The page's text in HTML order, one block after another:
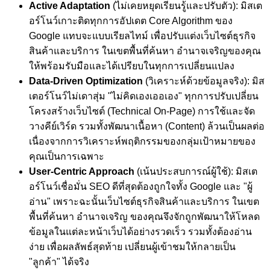
Active Adaptation (ไม่เคยหยุดเรียนรู้และปรับตัว): มิสเต
อร์โนว์เกาะติดทุกการอัปเดต Core Algorithm ของ
Google แทบจะแบบเรียลไทม์ เพื่อปรับแต่งเว็บไซต์ธุรกิจ
สินค้าและบริการ ในเขตพื้นที่ค้นหา อำนาจเจริญของคุณ
ให้พร้อมรับมือและได้เปรียบในทุกการเปลี่ยนแปลง
Data-Driven Optimization (วิเคราะห์ด้วยข้อมูลจริง): มิส
เตอร์โนว์ไม่เดาสุ่ม "ไม่คิดเองเออเอง" ทุกการปรับเปลี่ยน
โครงสร้างเว็บไซต์ (Technical On-Page) การใช้และจัด
วางคีย์เวิร์ด รวมทั้งพัฒนาเนื้อหา (Content) ล้วนเป็นผลต่อ
เนื่องจากการวิเคราะห์พฤติกรรมของกลุ่มเป้าหมายของ
คุณเป็นการเฉพาะ
User-Centric Approach (เน้นประสบการณ์ผู้ใช้): มิสเต
อร์โนว์เชื่อมั่น SEO ดีที่สุดต้องถูกใจทั้ง Google และ "ผู้
อ่าน" เพราะฉะนั้นเว็บไซต์ธุรกิจสินค้าและบริการ ในเขต
พื้นที่ค้นหา อำนาจเจริญ ของคุณจึงจักถูกพัฒนาให้โหลด
ข้อมูลในแต่ละหน้าเว็บได้อย่างรวดเร็ว รวมทั้งต้องอ่าน
ง่าย เพื่อผลลัพธ์สุดท้าย เปลี่ยนผู้เข้าชมให้กลายเป็น
"ลูกค้า" ได้จริง